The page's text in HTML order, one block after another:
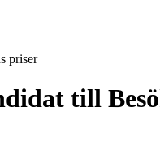
priser
till